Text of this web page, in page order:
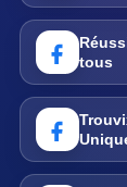
tous